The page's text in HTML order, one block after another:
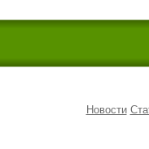
Новости